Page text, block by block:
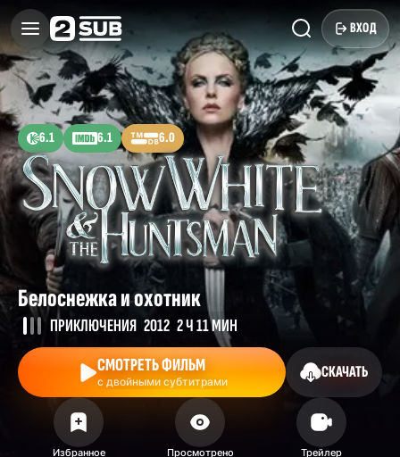
ВХОД
6.1 6.1 6.0
Белоснежка и охотник
ПРИКЛЮЧЕНИЯ 2012 2 Ч 11 МИН
СМОТРЕТЬ ФИЛЬМ
с двойными субтитрами
СКАЧАТЬ